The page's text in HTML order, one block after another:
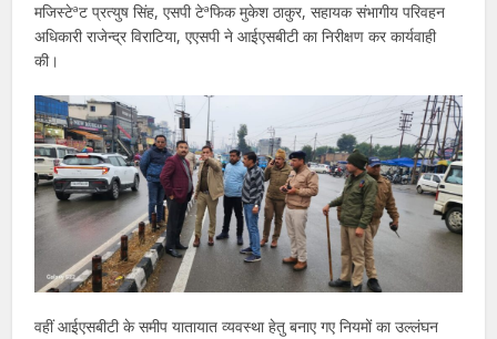
मजिस्टेªट प्रत्युष सिंह, एसपी टेªफिक मुकेश ठाकुर, सहायक संभागीय परिवहन
अधिकारी राजेन्द्र विराटिया, एएसपी ने आईएसबीटी का निरीक्षण कर कार्यवाही
की।
वहीं आईएसबीटी के समीप यातायात व्यवस्था हेतु बनाए गए नियमों का उल्लंघन